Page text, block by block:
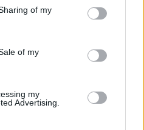
of my
of my
my
Advertising.
είναι συνήθως
υπηρεσίες (all-
της ευελιξίας (χωρίς